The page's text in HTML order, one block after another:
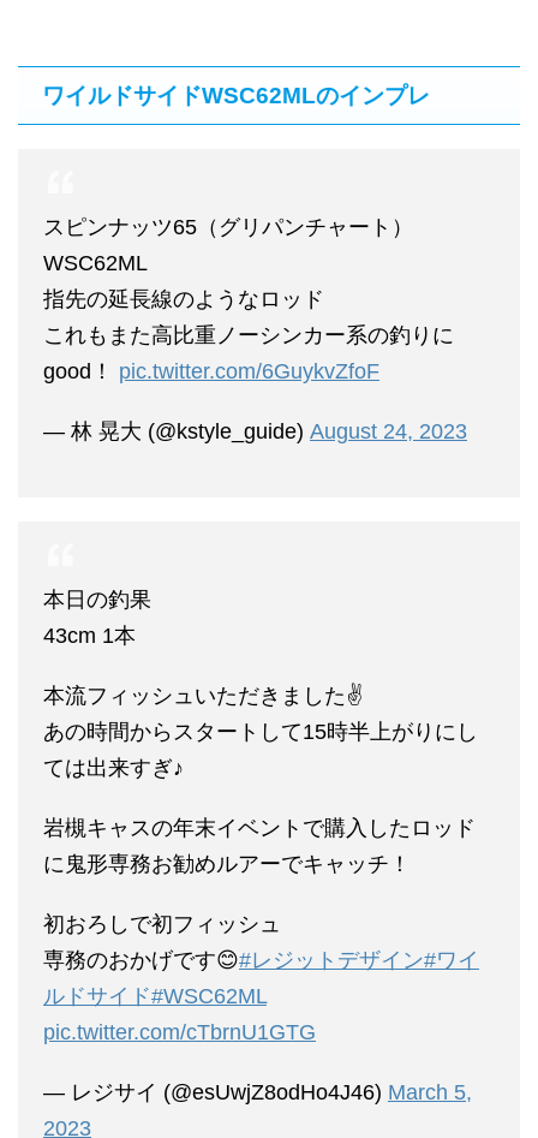
ワイルドサイドWSC62MLのインプレ
スピンナッツ65（グリパンチャート）
WSC62ML
指先の延長線のようなロッド
これもまた高比重ノーシンカー系の釣りに
good！ pic.twitter.com/6GuykvZfoF
— 林 晃大 (@kstyle_guide) August 24, 2023
本日の釣果
43cm 1本
本流フィッシュいただきました✌️
あの時間からスタートして15時半上がりにし
ては出来すぎ♪
岩槻キャスの年末イベントで購入したロッド
に鬼形専務お勧めルアーでキャッチ！
初おろしで初フィッシュ
専務のおかげです😊#レジットデザイン#ワイ
ルドサイド#WSC62ML
pic.twitter.com/cTbrnU1GTG
— レジサイ (@esUwjZ8odHo4J46) March 5,
2023